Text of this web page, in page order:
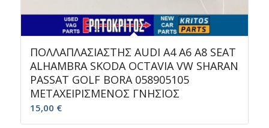
ΠΟΛΛΑΠΛΑΣΙΑΣΤΗΣ AUDI A4 A6 A8 SEAT
ALHAMBRA SKODA OCTAVIA VW SHARAN
PASSAT GOLF BORA 058905105
ΜΕΤΑΧΕΙΡΙΣΜΕΝΟΣ ΓΝΗΣΙΟΣ
15,00 €